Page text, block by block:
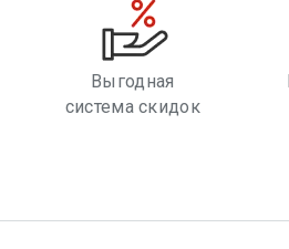
Выгодная
система скидок